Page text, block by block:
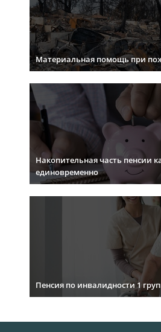
Материальная помощь при
Накопительная часть пенсии
единовременно
Пенсия по инвалидности 1